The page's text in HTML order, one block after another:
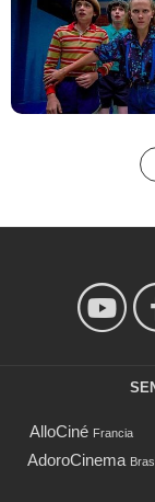
AlloCiné Francia
AdoroCinema